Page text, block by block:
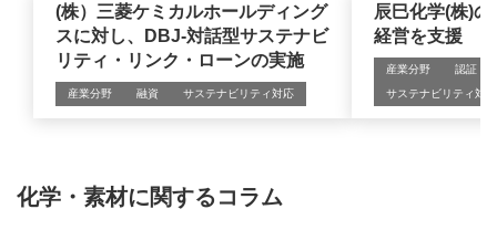
(株）三菱ケミカルホールディング
スに対し、DBJ-対話型サステナビ
リティ・リンク・ローンの実施
産業分野 融資 サステナビリティ対応
辰巳化学(株)
経営を支援
産業分野
認証・
サステナビリティ対応
化学・素材に関するコラム